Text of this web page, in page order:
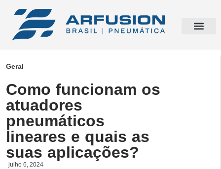
Geral
Como funcionam os
atuadores
pneumáticos
lineares e quais as
suas aplicações?
julho 6, 2024